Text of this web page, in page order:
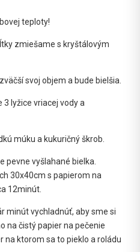
teploty!
zmiešame s kryštálovým
svoj objem a bude bielšia.
3 lyžice vriacej vody a
múku a kukuričný škrob.
pevne vyšlahané bielka.
30x40cm s papierom na
12minút.
minút vychladnúť, aby sme si
na čistý papier na pečenie
na ktorom sa to pieklo a roládu